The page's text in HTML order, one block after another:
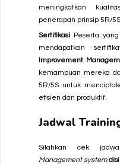
meningkatkan
penerapan prinsip 5R/
Sertifikasi Peserta
mendapatkan
Improvement
kemampuan mereka
5R/5S untuk
efisien dan produktif.
Jadwal
Silahkan cek
Management system